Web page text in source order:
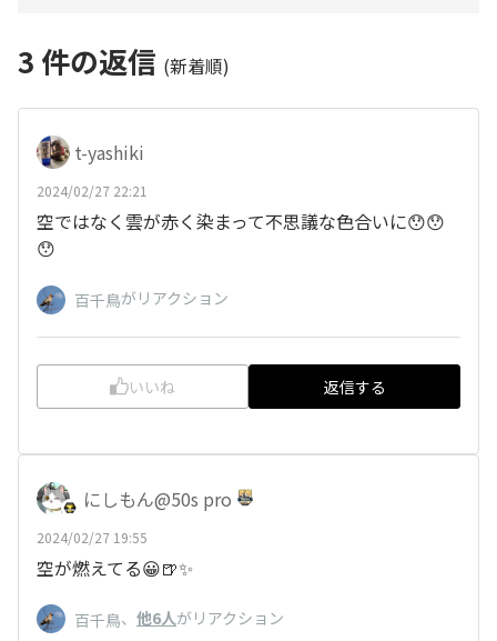
3 件の返信 (新着順)
t-yashiki
2024/02/27 22:21
空ではなく雲が赤く染まって不思議な色合いに😯😯
😯
百千鳥がリアクション
いいね 返信する
にしもん@50s pro
2024/02/27 19:55
空が燃えてる😀🍺✨
百千鳥、 他6人がリアクション